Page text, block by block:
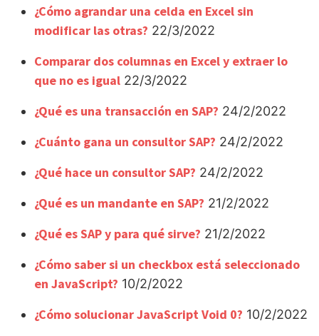
¿Cómo agrandar una celda en Excel sin
modificar las otras? 22/3/2022
Comparar dos columnas en Excel y extraer lo
que no es igual 22/3/2022
¿Qué es una transacción en SAP? 24/2/2022
¿Cuánto gana un consultor SAP? 24/2/2022
¿Qué hace un consultor SAP? 24/2/2022
¿Qué es un mandante en SAP? 21/2/2022
¿Qué es SAP y para qué sirve? 21/2/2022
¿Cómo saber si un checkbox está seleccionado
en JavaScript? 10/2/2022
¿Cómo solucionar JavaScript Void 0? 10/2/2022